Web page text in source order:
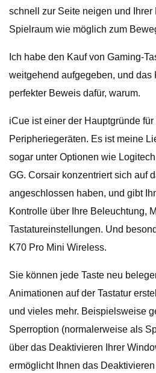
schnell zur Seite neigen und Ihrer
Spielraum wie möglich zum
Ich habe den Kauf von Gaming-
weitgehend aufgegeben, und das
perfekter Beweis dafür, warum.
iCue ist einer der Hauptgründe
Peripheriegeräten. Es ist meine
sogar unter Optionen wie
GG. Corsair konzentriert sich auf
angeschlossen haben, und gibt
Kontrolle über Ihre Beleuchtung,
Tastatureinstellungen. Und
K70 Pro Mini Wireless.
Sie können jede Taste neu
Animationen auf der Tastatur
und vieles mehr. Beispielsweise
Sperroption (normalerweise als
über das Deaktivieren Ihrer
ermöglicht Ihnen das